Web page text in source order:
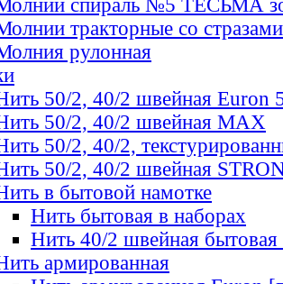
спираль №5 ТЕСЬМА
тракторные со стразами
рулонная
50/2, 40/2 швейная Euron
50/2, 40/2 швейная МАХ
50/2, 40/2,
50/2, 40/2 швейная
в бытовой намотке
Нить бытовая в наборах
Нить 40/2 швейная бытовая
армированная